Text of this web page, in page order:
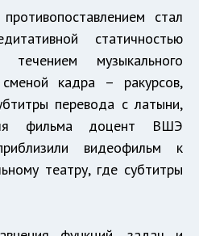
стал
статичностью
течением музыкального
кадра – ракурсов,
перевода с латыни,
фильма доцент ВШЭ
видеофильм к
театру, где субтитры